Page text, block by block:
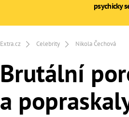
Extra.cz Celebrity Nikola Čechová
Brutální
a
psychicky